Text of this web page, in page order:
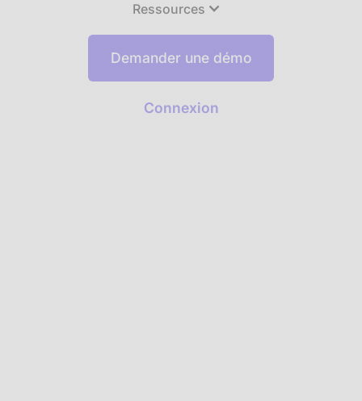
Ressources
Demander une démo
Connexion